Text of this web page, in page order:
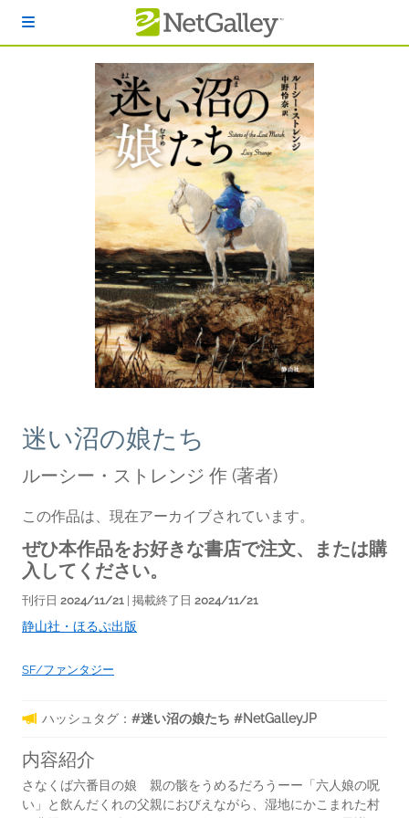
迷い沼の娘たち
ルーシー・ストレンジ 作 (著者)
この作品は、現在アーカイブされています。
ぜひ本作品をお好きな書店で注文、または購
入してください。
刊行日 2024/11/21 | 掲載終了日 2024/11/21
静山社・ほるぷ出版
SF/ファンタジー
ハッシュタグ： #迷い沼の娘たち #NetGalleyJP
内容紹介
さなくば六番目の娘 親の骸をうめるだろうーー「六人娘の呪
い」と飲んだくれの父親におびえながら、湿地にかこまれた村